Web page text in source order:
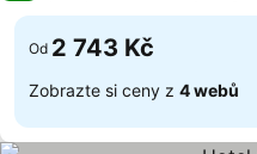
Od 2 743 Kč
Zobrazte si ceny z 4 webů